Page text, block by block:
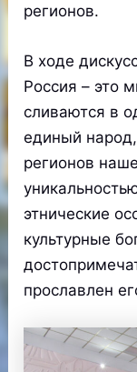
регионов.
В ходе
Россия – это
сливаются в
единый
регионов
этнические
культурные
прославлен